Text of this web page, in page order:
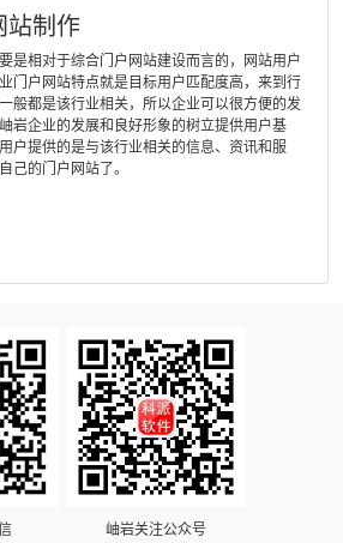
站制作
是相对于综合门户网站建设而言的，网站用户
门户网站特点就是目标用户匹配度高，来到行
般都是该行业相关，所以企业可以很方便的发
岩企业的发展和良好形象的树立提供用户基
户提供的是与该行业相关的信息、资讯和服
己的门户网站了。
岫岩关注公众号